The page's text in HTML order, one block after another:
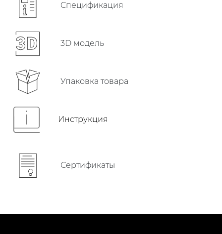
Cпецификация
3D модель
Упаковка товара
Инструкция
Сертификаты